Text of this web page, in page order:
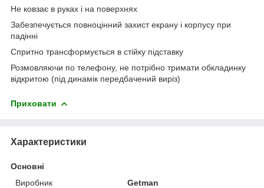
Не ковзає в руках і на поверхнях
Забезпечується повноцінний захист екрану і корпусу при
падінні
Спритно трансформується в стійку підставку
Розмовляючи по телефону, не потрібно тримати обкладинку
відкритою (під динамік передбачений виріз)
Приховати
Характеристики
Основні
Виробник
Getman